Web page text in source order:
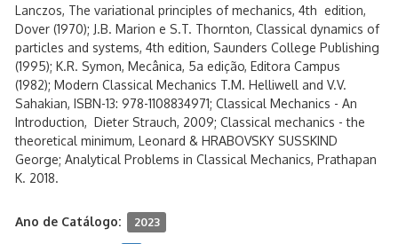
Lanczos, The variational principles of mechanics, 4th edition,
Dover (1970); J.B. Marion e S.T. Thornton, Classical dynamics of
particles and systems, 4th edition, Saunders College Publishing
(1995); K.R. Symon, Mecânica, 5a edição, Editora Campus
(1982); Modern Classical Mechanics T.M. Helliwell and V.V.
Sahakian, ISBN-13: 978-1108834971; Classical Mechanics - An
Introduction, Dieter Strauch, 2009; Classical mechanics - the
theoretical minimum, Leonard & HRABOVSKY SUSSKIND
George; Analytical Problems in Classical Mechanics, Prathapan
K. 2018.
Ano de Catálogo: 2023